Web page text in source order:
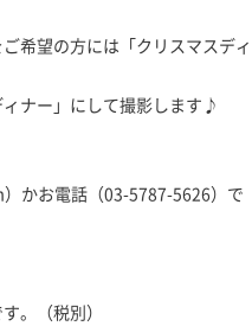
希望の方には「クリスマスディ
ナー」にして撮影します♪
かお電話（03-5787-5626）で
。（税別）